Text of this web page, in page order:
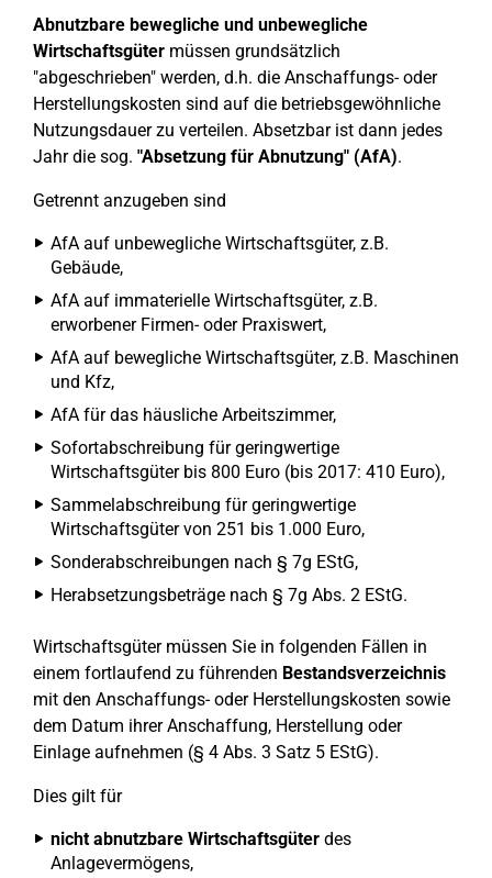
Abnutzbare bewegliche und unbewegliche
Wirtschaftsgüter müssen grundsätzlich
"abgeschrieben" werden, d.h. die Anschaffungs- oder
Herstellungskosten sind auf die betriebsgewöhnliche
Nutzungsdauer zu verteilen. Absetzbar ist dann jedes
Jahr die sog. "Absetzung für Abnutzung" (AfA).
Getrennt anzugeben sind
AfA auf unbewegliche Wirtschaftsgüter, z.B.
Gebäude,
AfA auf immaterielle Wirtschaftsgüter, z.B.
erworbener Firmen- oder Praxiswert,
AfA auf bewegliche Wirtschaftsgüter, z.B. Maschinen
und Kfz,
AfA für das häusliche Arbeitszimmer,
Sofortabschreibung für geringwertige
Wirtschaftsgüter bis 800 Euro (bis 2017: 410 Euro),
Sammelabschreibung für geringwertige
Wirtschaftsgüter von 251 bis 1.000 Euro,
Sonderabschreibungen nach § 7g EStG,
Herabsetzungsbeträge nach § 7g Abs. 2 EStG.
Wirtschaftsgüter müssen Sie in folgenden Fällen in
einem fortlaufend zu führenden Bestandsverzeichnis
mit den Anschaffungs- oder Herstellungskosten sowie
dem Datum ihrer Anschaffung, Herstellung oder
Einlage aufnehmen (§ 4 Abs. 3 Satz 5 EStG).
Dies gilt für
nicht abnutzbare Wirtschaftsgüter des
Anlagevermögens,